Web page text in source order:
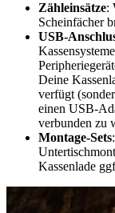
Zähleinsätze:
Scheinfächer
USB-
Deine
verfügt
einen USB-
verbunden zu
Montage-Sets
Kassenlade